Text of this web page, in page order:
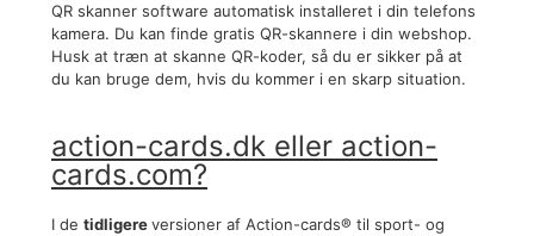
QR skanner software automatisk installeret i din telefons
kamera. Du kan finde gratis QR-skannere i din webshop.
Husk at træn at skanne QR-koder, så du er sikker på at
du kan bruge dem, hvis du kommer i en skarp situation.
action-cards.dk eller action-
cards.com?
I de tidligereversioner af Action-cards® til sport- og